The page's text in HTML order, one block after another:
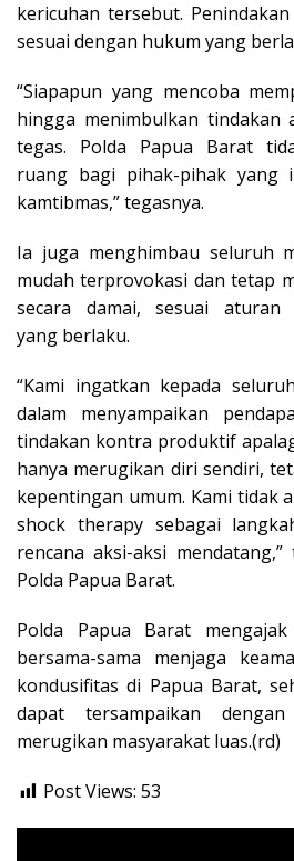
kericuhan tersebut.
sesuai dengan hukum yang
“Siapapun yang mencoba
hingga menimbulkan tindakan
tegas. Polda Papua Barat
ruang bagi pihak-pihak yang
kamtibmas,” tegasnya.
Ia juga menghimbau seluruh
mudah terprovokasi dan tetap
secara damai, sesuai aturan
yang berlaku.
“Kami ingatkan kepada
dalam menyampaikan
tindakan kontra produktif
hanya merugikan diri sendiri,
kepentingan umum. Kami tidak
shock therapy sebagai
rencana aksi-aksi
Polda Papua Barat.
Polda Papua Barat
bersama-sama menjaga
kondusifitas di Papua Barat,
dapat tersampaikan
merugikan masyarakat luas.(rd)
Post Views: 53